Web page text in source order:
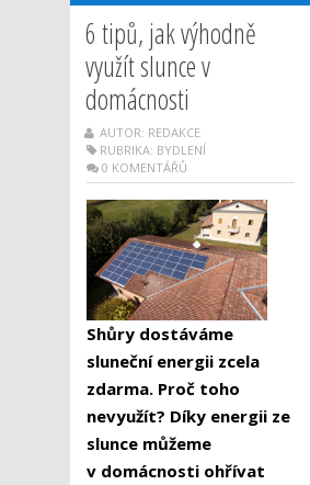
6 tipů, jak výhodně
využít slunce v
domácnosti
AUTOR: REDAKCE
RUBRIKA: BYDLENÍ
0 KOMENTÁŘŮ
Shůry dostáváme
sluneční energii zcela
zdarma. Proč toho
nevyužít? Díky energii ze
slunce můžeme
v domácnosti ohřívat